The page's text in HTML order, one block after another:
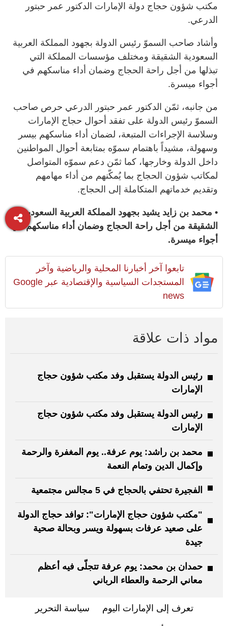
مكتب شؤون حجاج دولة الإمارات الدكتور عمر حبتور
الدرعي.
وأشاد صاحب السموّ رئيس الدولة بجهود المملكة العربية
السعودية الشقيقة ومختلف مؤسسات المملكة التي
تبذلها من أجل راحة الحجاج وضمان أداء مناسكهم في
أجواء ميسرة.
من جانبه، ثمّن الدكتور عمر حبتور الدرعي حرص صاحب
السموّ رئيس الدولة على تفقد أحوال حجاج الإمارات
وسلاسة الإجراءات المتبعة، لضمان أداء مناسكهم بيسر
وسهولة، مشيداً باهتمام سموّه بمتابعة أحوال المواطنين
داخل الدولة وخارجها، كما ثمّن دعم سموّه المتواصل
لمكاتب شؤون الحجاج بما يُمكّنهم من أداء مهامهم
وتقديم خدماتهم المتكاملة إلى الحجاج.
• محمد بن زايد يشيد بجهود المملكة العربية السعودية
الشقيقة من أجل راحة الحجاج وضمان أداء مناسكهم في
أجواء ميسرة.
تابعوا آخر أخبارنا المحلية والرياضية وآخر
المستجدات السياسية والإقتصادية عبر Google
news
مواد ذات علاقة
رئيس الدولة يستقبل وفد مكتب شؤون حجاج
الإمارات
رئيس الدولة يستقبل وفد مكتب شؤون حجاج
الإمارات
محمد بن راشد: يوم عرفة.. يوم المغفرة والرحمة
وإكمال الدين وتمام النعمة
الفجيرة تحتفي بالحجاج في 5 مجالس مجتمعية
"مكتب شؤون حجاج الإمارات": توافد حجاج الدولة
على صعيد عرفات بسهولة ويسر وبحالة صحية
جيدة
حمدان بن محمد: يوم عرفة تتجلّى فيه أعظم
معاني الرحمة والعطاء الرباني
تعرف إلى الإمارات اليوم سياسة التحرير